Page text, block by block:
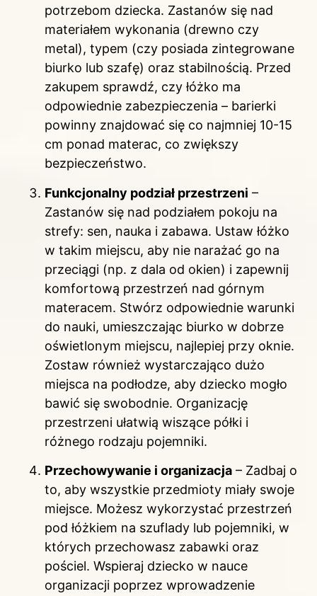
potrzebom dziecka. Zastanów się nad
materiałem wykonania (drewno czy
metal), typem (czy posiada zintegrowane
biurko lub szafę) oraz stabilnością. Przed
zakupem sprawdź, czy łóżko ma
odpowiednie zabezpieczenia – barierki
powinny znajdować się co najmniej 10-15
cm ponad materac, co zwiększy
bezpieczeństwo.
Funkcjonalny podział przestrzeni –
Zastanów się nad podziałem pokoju na
strefy: sen, nauka i zabawa. Ustaw łóżko
w takim miejscu, aby nie narażać go na
przeciągi (np. z dala od okien) i zapewnij
komfortową przestrzeń nad górnym
materacem. Stwórz odpowiednie warunki
do nauki, umieszczając biurko w dobrze
oświetlonym miejscu, najlepiej przy oknie.
Zostaw również wystarczająco dużo
miejsca na podłodze, aby dziecko mogło
bawić się swobodnie. Organizację
przestrzeni ułatwią wiszące półki i
różnego rodzaju pojemniki.
Przechowywanie i organizacja – Zadbaj o
to, aby wszystkie przedmioty miały swoje
miejsce. Możesz wykorzystać przestrzeń
pod łóżkiem na szuflady lub pojemniki, w
których przechowasz zabawki oraz
pościel. Wspieraj dziecko w nauce
organizacji poprzez wprowadzenie